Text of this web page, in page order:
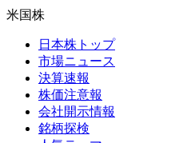
米国株
日本株トップ
市場ニュース
決算速報
株価注意報
会社開示情報
銘柄探検